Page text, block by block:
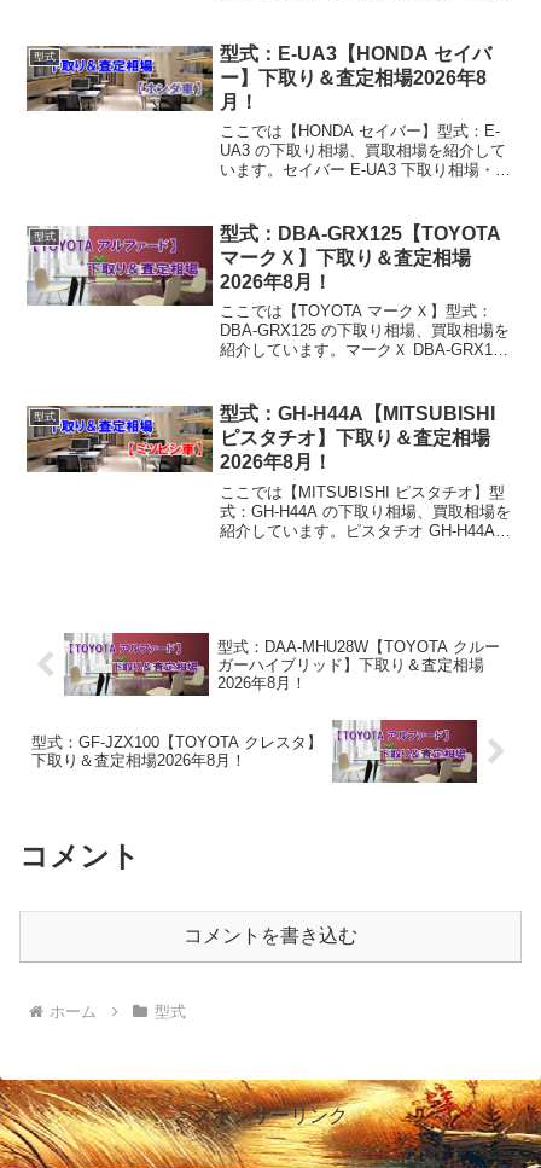
1999年式（H11）下...
型式
型式：E-UA3【HONDA セイバ
ー】下取り＆査定相場2026年8
月！
ここでは【HONDA セイバー】型式：E-
UA3 の下取り相場、買取相場を紹介して
います。セイバー E-UA3 下取り相場・買
（H8）下取り相場：0～9万円...
型式
型式：DBA-GRX125【TOYOTA
マークＸ】下取り＆査定相場
2026年8月！
ここでは【TOYOTA マークＸ】型式：
DBA-GRX125 の下取り相場、買取相場を
紹介しています。マークＸ DBA-GRX125
～52万円2005年式...
型式
型式：GH-H44A【MITSUBISHI
ピスタチオ】下取り＆査定相場
2026年8月！
ここでは【MITSUBISHI ピスタチオ】型
式：GH-H44A の下取り相場、買取相場を
紹介しています。ピスタチオ GH-H44A
型式：DAA-MHU28W【TOYOTA クルー
ガーハイブリッド】下取り＆査定相場
2026年8月！
型式：GF-JZX100【TOYOTA クレスタ】
下取り＆査定相場2026年8月！
コメント
コメントを書き込む
ホーム 型式
スポンサーリンク